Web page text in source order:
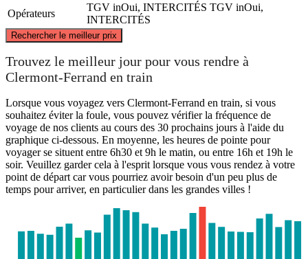
Opérateurs
TGV inOui, INTERCITÉS TGV inOui,
INTERCITÉS
Rechercher le meilleur prix
Pornichet
Clermont-Ferrand
Trouvez le meilleur jour pour vous rendre à
Clermont-Ferrand en train
Lorsque vous voyagez vers Clermont-Ferrand en train, si vous
souhaitez éviter la foule, vous pouvez vérifier la fréquence de
voyage de nos clients au cours des 30 prochains jours à l'aide du
graphique ci-dessous. En moyenne, les heures de pointe pour
voyager se situent entre 6h30 et 9h le matin, ou entre 16h et 19h le
soir. Veuillez garder cela à l'esprit lorsque vous vous rendez à votre
point de départ car vous pourriez avoir besoin d'un peu plus de
temps pour arriver, en particulier dans les grandes villes !